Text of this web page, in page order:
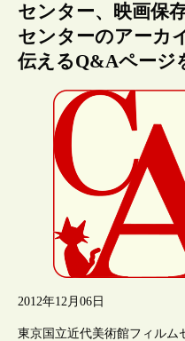
センター、映画保
センターのアーカ
伝えるQ&Aページ
2012年12月06日
東京国立近代美術館フィルム